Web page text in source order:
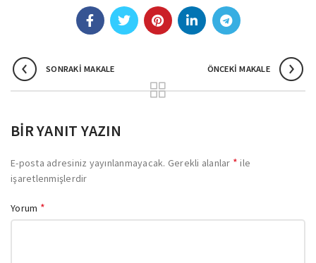
SONRAKI MAKALE ÖNCEKI MAKALE
BIR YANIT YAZIN
E-posta adresiniz yayınlanmayacak. Gerekli alanlar * ile
işaretlenmişlerdir
Yorum *